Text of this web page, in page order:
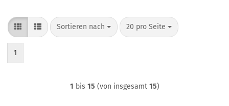
Sortieren nach
Sortieren nach 20 pro Seite
pro Seite
1
1 bis 15 (von insgesamt 15)